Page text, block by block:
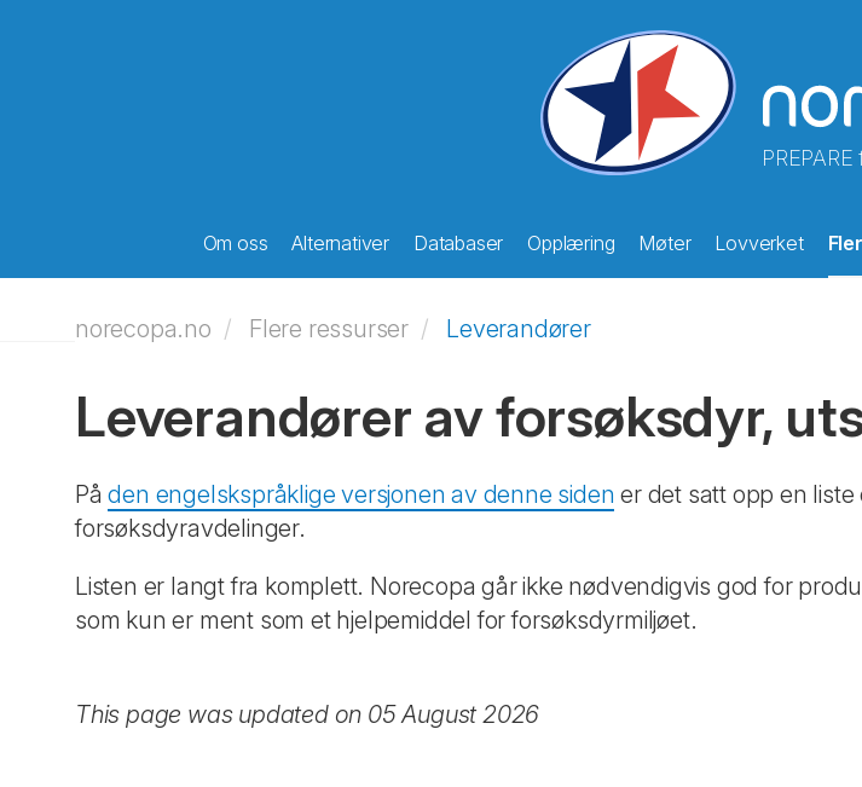
Om oss Alternativer Databaser Opplæring Møter Lovverket
norecopa.no Flere ressurser Leverandører
Leverandører av forsøksdyr,
Påden engelskspråklige versjonen av denne siden er det satt opp en
forsøksdyravdelinger.
Listen er langt fra komplett. Norecopa går ikke nødvendigvis god for
som kun er ment som et hjelpemiddel for forsøksdyrmiljøet.
This page was updated on 05 August 2026